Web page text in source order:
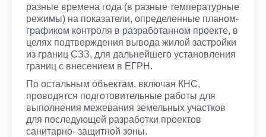
разные времена года (в разные температурные
режимы) на показатели, определенные планом-
графиком контроля в разработанном проекте, в
целях подтверждения вывода жилой застройки
из границ СЗЗ, для дальнейшего установления
границ с внесением в ЕГРН.
По остальным объектам, включая КНС,
проводятся подготовительные работы для
выполнения межевания земельных участков
для последующей разработки проектов
санитарно- защитной зоны.